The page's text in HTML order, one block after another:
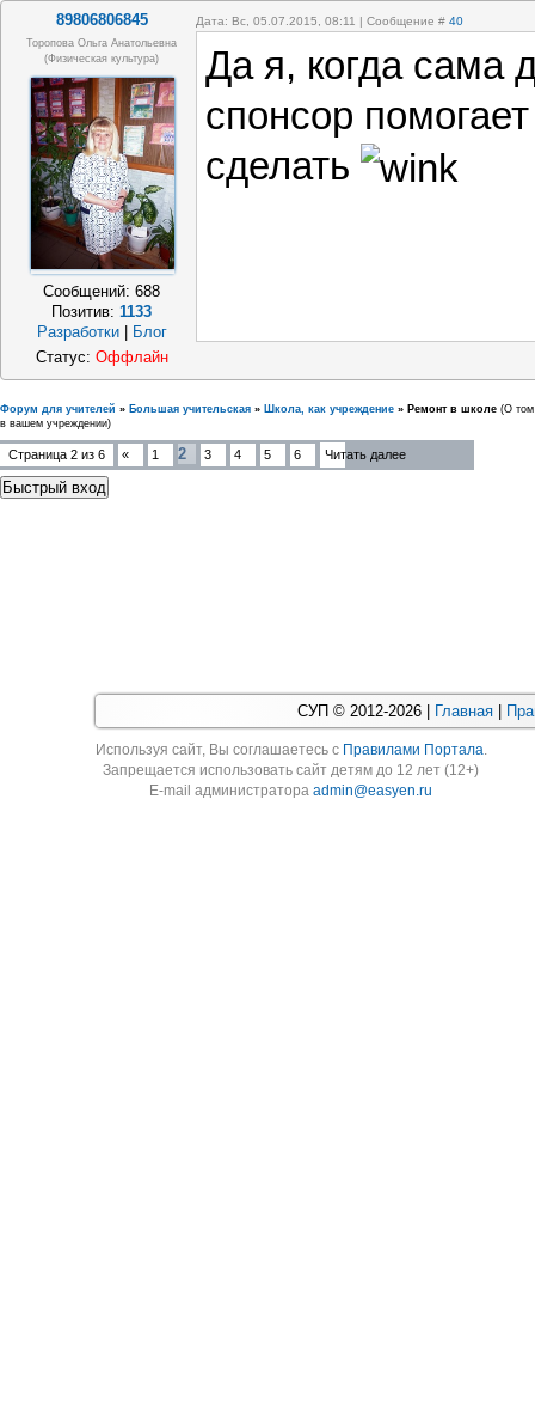
89806806845 Дата: Вс, 05.07.2015, 08:11 | Сообщение # 40
Торопова Ольга Анатольевна
(физическая культура)
Сообщений:688
Позитив:1133
Разработки | Блог
Да я, когда сама
спонсор
сделать
Статус: Оффлайн
Форум для учителей » Большая учительская » Школа, как учреждение » Ремонт в школе (О том
в вашем учреждении)
Страница 2 из 6 « 1 2 3 4 5 6 Читать далее
СУП © 2012-2026 | Главная
Используя cайт, Вы соглашаетесь с Правилами Портала.
Запрещается использовать сайт детям до 12 лет (12+)
E-mail администратораadmin@easyen.ru